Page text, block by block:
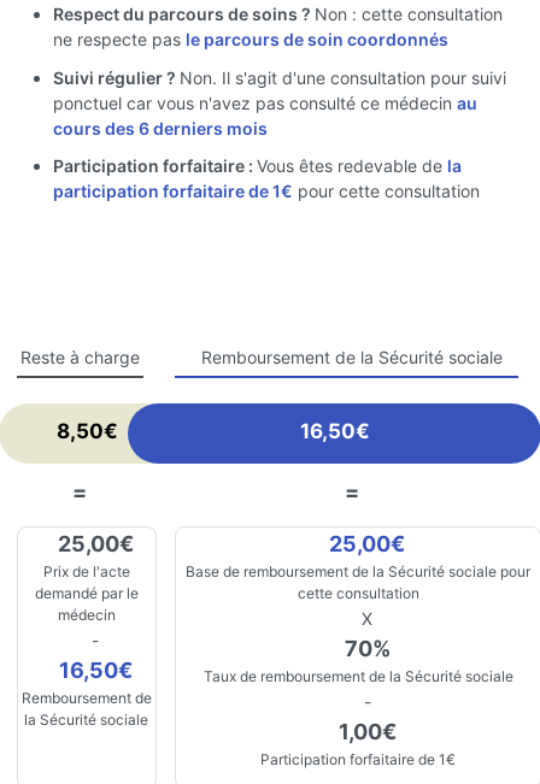
Respect du parcours de soins ? Non : cette consultation
ne respecte pas le parcours de soin coordonnés
Suivi régulier ? Non. Il s'agit d'une consultation pour suivi
ponctuel car vous n'avez pas consulté ce médecin au
cours des 6 derniers mois
Participation forfaitaire : Vous êtes redevable de la
participation forfaitaire de 1€ pour cette consultation
Reste à charge Remboursement de la Sécurité sociale
8,50€ 16,50€
= =
25,00€
Prix de l'acte
demandé par le
médecin
-
16,50€
Remboursement de
la Sécurité sociale
25,00€
Base de remboursement de la Sécurité sociale pour
cette consultation
X
70%
Taux de remboursement de la Sécurité sociale
-
1,00€
Participation forfaitaire de 1€